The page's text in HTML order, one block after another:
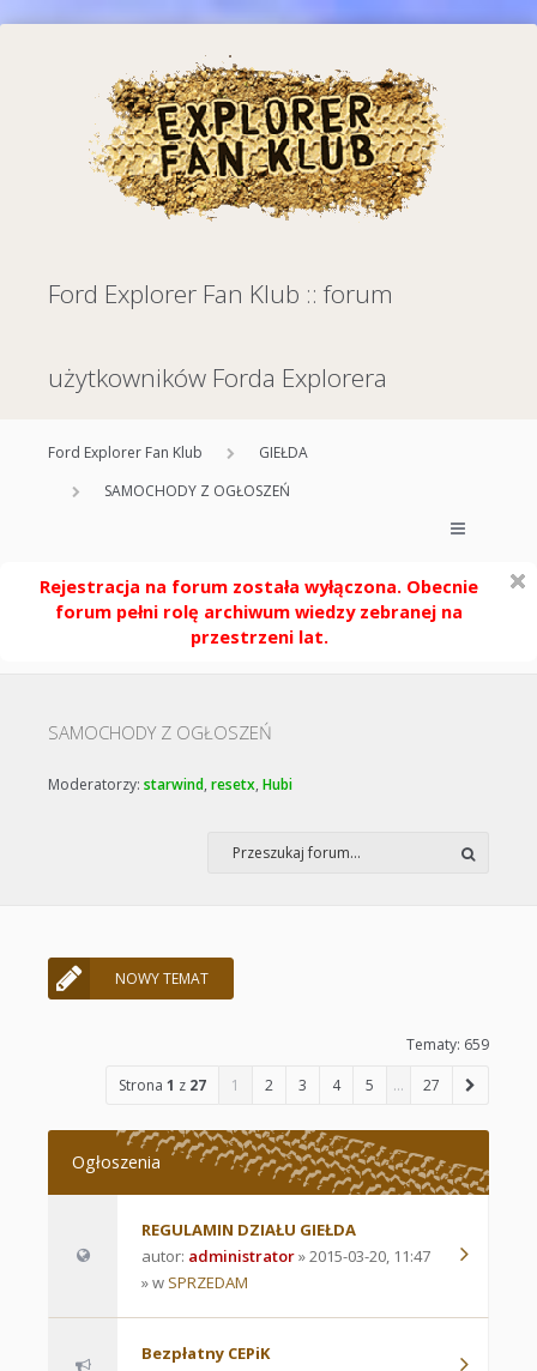
Ford Explorer Fan Klub :: forum
użytkowników Forda Explorera
Ford Explorer Fan Klub
GIEŁDA
SAMOCHODY Z OGŁOSZEŃ
Rejestracja na forum została wyłączona. Obecnie
forum pełni rolę archiwum wiedzy zebranej na
przestrzeni lat.
SAMOCHODY Z OGŁOSZEŃ
Moderatorzy: starwind, resetx, Hubi
NOWY TEMAT
Tematy: 659
Strona 1 z 27 1 2 3 4 5 … 27
Ogłoszenia
REGULAMIN DZIAŁU GIEŁDA
autor: administrator» 2015-03-20, 11:47
» w SPRZEDAM
Bezpłatny CEPiK